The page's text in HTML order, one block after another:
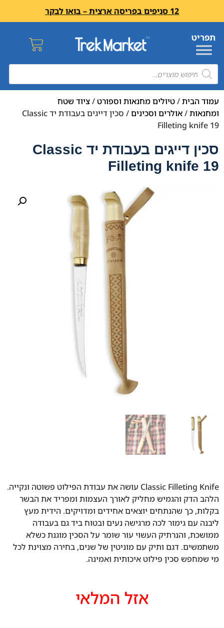
12 סניפים בפריסה ארצית – בואו לבקר
עמוד הבית/טיולים מחנאות וספורט/ציוד שטח
ומחנאות/אולרים וסכינים
/ סכין דייגים בעבודת יד Classic
Filleting knife 19
סכין דייגים בעבודת יד Classic
Filleting knife 19
Classic Filleting Knife עושה את עבודת הפילוט פשוטה ונקייה.
הלהב הדק והגמיש מחליק לאורך העצמות ומפריד את הבשר
בקלות, כך שהנתחים יוצאים אחידים ומדויקים. הידית מעץ
ליבנה עם גימור לכה מרגישה נעים ובטוח ביד גם בעבודה
ממושכת, והנרתיק העשוי עור שומר על הסכין מוגנת כשלא
משתמשים. דגם ותיק עם מוניטין של שנים, בחירה מצוינת לכל
מי שמחפש סכין פילוט איכותית ואמינה.
אזל המלאי